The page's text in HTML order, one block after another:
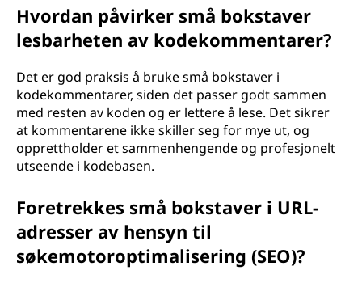
Hvordan påvirker små bokstaver
lesbarheten av kodekommentarer?
Det er god praksis å bruke små bokstaver i
kodekommentarer, siden det passer godt sammen
med resten av koden og er lettere å lese. Det sikrer
at kommentarene ikke skiller seg for mye ut, og
opprettholder et sammenhengende og profesjonelt
utseende i kodebasen.
Foretrekkes små bokstaver i URL-
adresser av hensyn til
søkemotoroptimalisering (SEO)?